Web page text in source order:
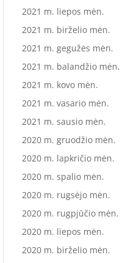
2021 m. liepos mėn.
2021 m. birželio mėn.
2021 m. gegužės mėn.
2021 m. balandžio mėn.
2021 m. kovo mėn.
2021 m. vasario mėn.
2021 m. sausio mėn.
2020 m. gruodžio mėn.
2020 m. lapkričio mėn.
2020 m. spalio mėn.
2020 m. rugsėjo mėn.
2020 m. rugpjūčio mėn.
2020 m. liepos mėn.
2020 m. birželio mėn.